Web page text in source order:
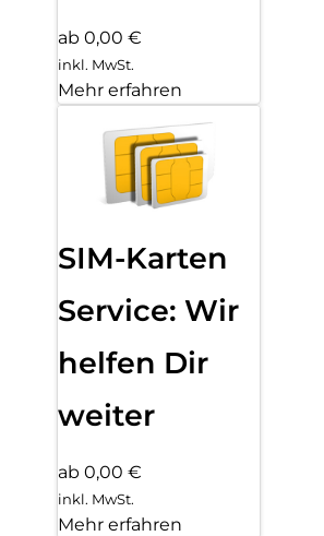
ab 0,00 €
inkl. MwSt.
Mehr erfahren
SIM-Karten
Service: Wir
helfen Dir
weiter
ab 0,00 €
inkl. MwSt.
Mehr erfahren